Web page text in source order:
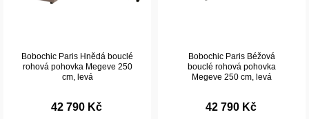
Bobochic Paris Hnědá bouclé
rohová pohovka Megeve 250
cm, levá
42 790 Kč
Bobochic Paris Béžová
bouclé rohová pohovka
Megeve 250 cm, levá
42 790 Kč